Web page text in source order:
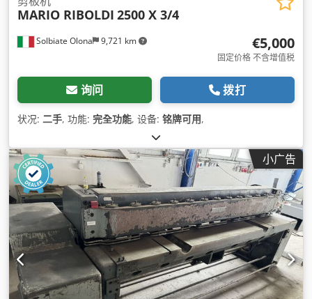
Solbiate Olona 9,721 km
MARIO RIBOLDI 2500 X 3/4
€5,000
固定价格 不含增值税
询问 拨打
状况: 二手, 功能: 完全功能, 设备: 铭牌可用,
小广告